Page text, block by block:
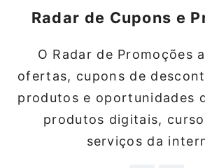
Radar de Cupons e
O Radar de Promoções
ofertas, cupons de
produtos e oportunidades
produtos digitais,
serviços da